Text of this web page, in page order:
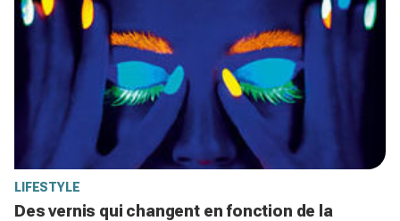
LIFESTYLE
Des vernis qui changent en fonction de la